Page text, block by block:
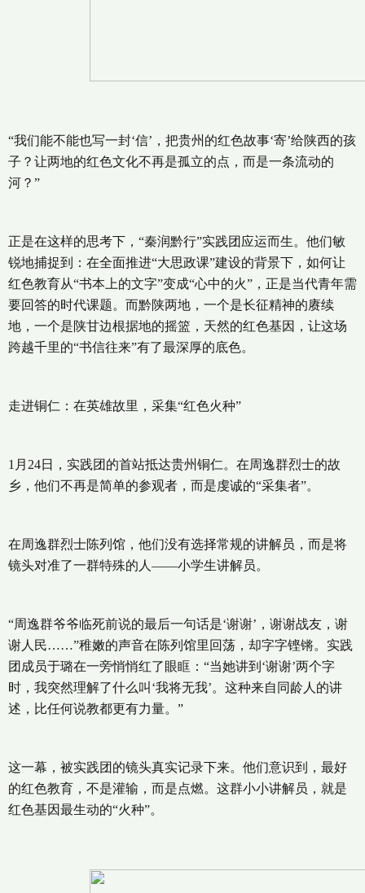
“我们能不能也写一封‘信’，把贵州的红色故事‘寄’给陕西的孩
子？让两地的红色文化不再是孤立的点，而是一条流动的
河？”
正是在这样的思考下，“秦润黔行”实践团应运而生。他们敏
锐地捕捉到：在全面推进“大思政课”建设的背景下，如何让
红色教育从“书本上的文字”变成“心中的火”，正是当代青年需
要回答的时代课题。而黔陕两地，一个是长征精神的赓续
地，一个是陕甘边根据地的摇篮，天然的红色基因，让这场
跨越千里的“书信往来”有了最深厚的底色。
走进铜仁：在英雄故里，采集“红色火种”
1月24日，实践团的首站抵达贵州铜仁。在周逸群烈士的故
乡，他们不再是简单的参观者，而是虔诚的“采集者”。
在周逸群烈士陈列馆，他们没有选择常规的讲解员，而是将
镜头对准了一群特殊的人——小学生讲解员。
“周逸群爷爷临死前说的最后一句话是‘谢谢’，谢谢战友，谢
谢人民……”稚嫩的声音在陈列馆里回荡，却字字铿锵。实践
团成员于璐在一旁悄悄红了眼眶：“当她讲到‘谢谢’两个字
时，我突然理解了什么叫‘我将无我’。这种来自同龄人的讲
述，比任何说教都更有力量。”
这一幕，被实践团的镜头真实记录下来。他们意识到，最好
的红色教育，不是灌输，而是点燃。这群小小讲解员，就是
红色基因最生动的“火种”。